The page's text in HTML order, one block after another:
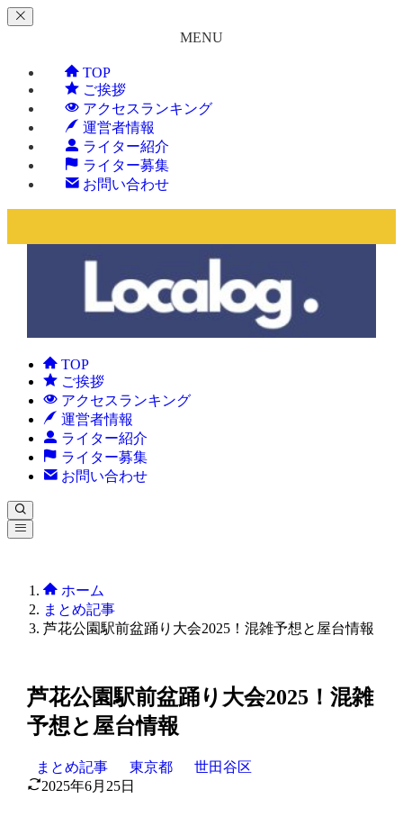
MENU
TOP
ご挨拶
アクセスランキング
運営者情報
ライター紹介
ライター募集
お問い合わせ
TOP
ご挨拶
アクセスランキング
運営者情報
ライター紹介
ライター募集
お問い合わせ
ホーム
まとめ記事
芦花公園駅前盆踊り大会2025！混雑予想と屋台情報
芦花公園駅前盆踊り大会2025！混雑
予想と屋台情報
まとめ記事 東京都
世田谷区
2025年6月25日